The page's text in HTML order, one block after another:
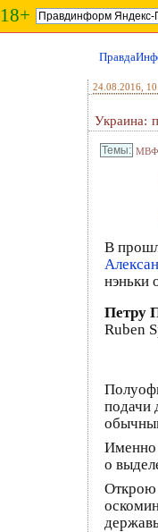
18+
24.08.2016 ,
Украина:
МВФ
В
нэньки
Петру
Ruben
подачи
Именно
о
Открою